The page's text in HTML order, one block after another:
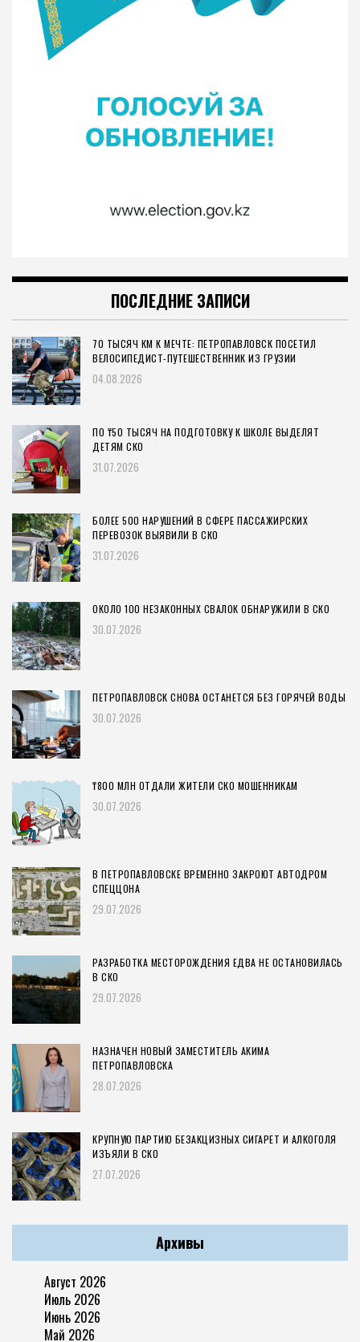
ПОСЛЕДНИЕ ЗАПИСИ
70 ТЫСЯЧ КМ К МЕЧТЕ: ПЕТРОПАВЛОВСК ПОСЕТИЛ
ВЕЛОСИПЕДИСТ-ПУТЕШЕСТВЕННИК ИЗ ГРУЗИИ
04.08.2026
ПО ₸50 ТЫСЯЧ НА ПОДГОТОВКУ К ШКОЛЕ ВЫДЕЛЯТ
ДЕТЯМ СКО
31.07.2026
БОЛЕЕ 500 НАРУШЕНИЙ В СФЕРЕ ПАССАЖИРСКИХ
ПЕРЕВОЗОК ВЫЯВИЛИ В СКО
31.07.2026
ОКОЛО 100 НЕЗАКОННЫХ СВАЛОК ОБНАРУЖИЛИ В СКО
30.07.2026
ПЕТРОПАВЛОВСК СНОВА ОСТАНЕТСЯ БЕЗ ГОРЯЧЕЙ ВОДЫ
30.07.2026
₸800 МЛН ОТДАЛИ ЖИТЕЛИ СКО МОШЕННИКАМ
30.07.2026
В ПЕТРОПАВЛОВСКЕ ВРЕМЕННО ЗАКРОЮТ АВТОДРОМ
СПЕЦЦОНА
29.07.2026
РАЗРАБОТКА МЕСТОРОЖДЕНИЯ ЕДВА НЕ ОСТАНОВИЛАСЬ
В СКО
29.07.2026
НАЗНАЧЕН НОВЫЙ ЗАМЕСТИТЕЛЬ АКИМА
ПЕТРОПАВЛОВСКА
28.07.2026
КРУПНУЮ ПАРТИЮ БЕЗАКЦИЗНЫХ СИГАРЕТ И АЛКОГОЛЯ
ИЗЪЯЛИ В СКО
27.07.2026
Архивы
Август 2026
Июль 2026
Июнь 2026
Май 2026